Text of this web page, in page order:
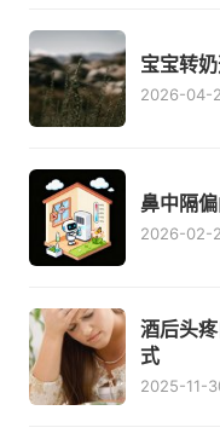
宝宝转
2026-04-
鼻中隔
2026-02-
酒后头
式
2025-11-